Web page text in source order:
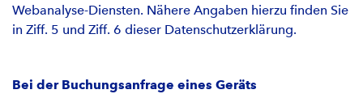
Webanalyse-Diensten. Nähere Angaben hierzu finden Sie
in Ziff. 5 und Ziff. 6 dieser Datenschutzerklärung.
Bei der Buchungsanfrage eines Geräts